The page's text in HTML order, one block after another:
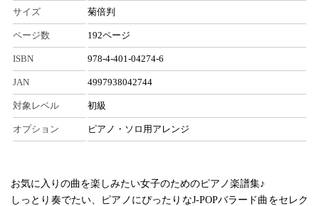
サイズ 菊倍判
ページ数 192ページ
ISBN 978-4-401-04274-6
JAN 4997938042744
対象レベル 初級
オプション ピアノ・ソロ用アレンジ
お気に入りの曲を楽しみたい女子のためのピアノ楽譜集♪
しっとり奏でたい、ピアノにぴったりなJ-POPバラード曲をセレク